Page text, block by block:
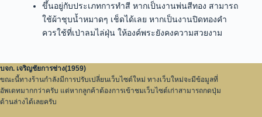
ขึ้นอยู่กับประเภทการทำสี หากเป็นงานพ่นสีทอง สามารถ
ใช้ผ้าชุบน้ำหมาดๆ เช็ดได้เลย หากเป็นงานปิดทองคำ
ควรใช้ที่เป่าลมไล่ฝุ่น ให้องค์พระยังคงความสวยงาม
บจก. เจริญชัยการช่าง(1959)
ขณะนี้ทางร้านกำลังมีการปรับเปลี่ยนเว็บไซต์ใหม่ ทางเว็บใหม่จะมีข้อมูลที่
อัพเดทมากกว่าครับ แต่หากลูกค้าต้องการเข้าชมเว็บไซต์เก่าสามารถกดปุ่ม
ด้านล่างได้เลยครับ